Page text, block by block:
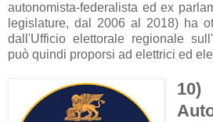
autonomista-federalista ed ex
legislature, dal 2006 al 2018) ha
dall'Ufficio elettorale regionale
può quindi proporsi ad elettrici ed
10)